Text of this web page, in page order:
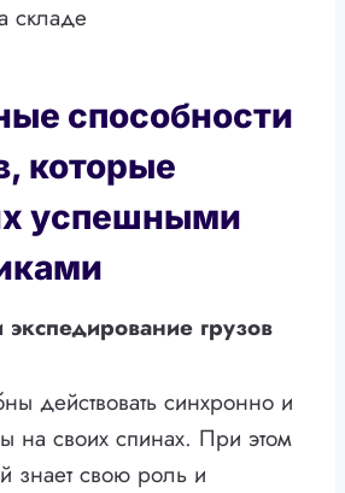
складе
способности
которые
успешными
грузов
действовать синхронно и
на своих спинах. При этом
знает свою роль и